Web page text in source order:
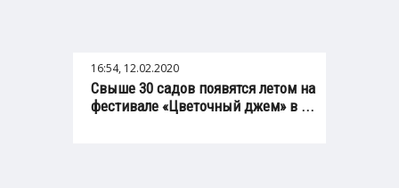
16:54, 12.02.2020
Свыше 30 садов появятся летом на
фестивале «Цветочный джем» в ...